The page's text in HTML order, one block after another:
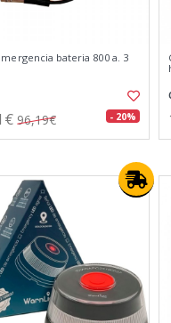
bateria 800 a. 3
96,19€ - 20%